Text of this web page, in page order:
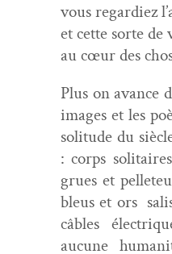
vous regardiez
et cette sorte de
au cœur des
Plus on avance
images et les
soli­tude du
: corps
grues et
bleus et ors
câbles
aucune